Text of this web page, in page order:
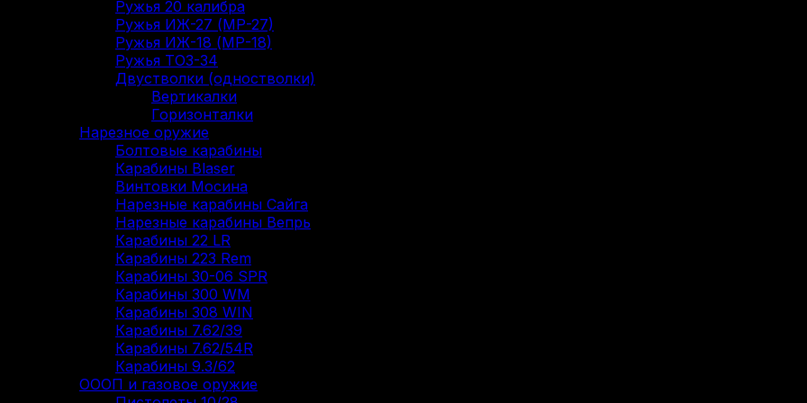
Ружья 20 калибра
Ружья ИЖ-27 (МР-27)
Ружья ИЖ-18 (МР-18)
Ружья ТОЗ-34
Двустволки (одностволки)
Вертикалки
Горизонталки
Нарезное оружие
Болтовые карабины
Карабины Blaser
Винтовки Мосина
Нарезные карабины Сайга
Нарезные карабины Вепрь
Карабины 22 LR
Карабины 223 Rem
Карабины 30-06 SPR
Карабины 300 WM
Карабины 308 WIN
Карабины 7.62/39
Карабины 7.62/54R
Карабины 9.3/62
ОООП и газовое оружие